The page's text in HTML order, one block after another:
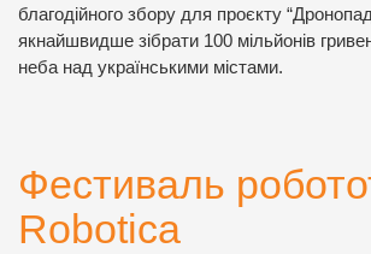
благодійного збору для проєкту
якнайшвидше зібрати 100 мільйонів
неба над українськими містами.
Фестиваль
Robotica